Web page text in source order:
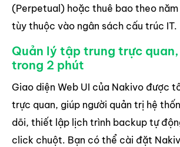
(Perpetual) hoặc thuê bao theo
tùy thuộc vào ngân sách cấu trúc IT.
Quản lý tập trung trực
trong 2 phút
Giao diện Web UI của Nakivo được
trực quan, giúp người quản trị hệ
dõi, thiết lập lịch trình backup tự
click chuột. Bạn có thể cài đặt